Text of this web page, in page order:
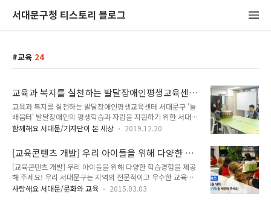
서대문구청 티스토리 블로그
교육 24
교육과 복지를 실천하는 발달장애인평생교육센터
서대문구 '늘배움터'
교육과 복지를 실천하는 발달장애인평생교육센터 서대문구 '늘
배움터' 발달장애인의 평생학습과 자립을 지원하기 위한 서대문
발달장애인평생교육센터 '늘배움터'가 지난 11월 문을 열었습니
교육을 함께 고민하고 발달장애인 가족의 삶의 질을 높이기 위한
이 곳은 홍은동의 정겨운 골목에 자리하고 있습니다. - 위 치 : 서
울시 서대문구 증가로4길 63-17- 연락처 : 02-6358-8700 다른
곳과 달리 센터가 골목 안에 위치하고 있어 지역 주민들과 함께
성장하고 공존하기 위한 센터의 고민이 깊었다고 합니다. 그래서
함께해요 서대문/기자단이 본 세상 2019.12.20
[교육콘텐츠 개발] 우리 아이들을 위해 다양한 학
습경험을 제공해 주세요!
[교육콘텐츠 개발] 우리 아이들을 위해 다양한 학습경험을 제공
해 주세요! 우리 서대문구는 지역의 전문적이고 우수한 교육콘
텐츠를 관내 초·중·고등학교에 연계하여 학생들에게 다양한 학
사랑해요 서대문/문화와 교육 2015.03.03